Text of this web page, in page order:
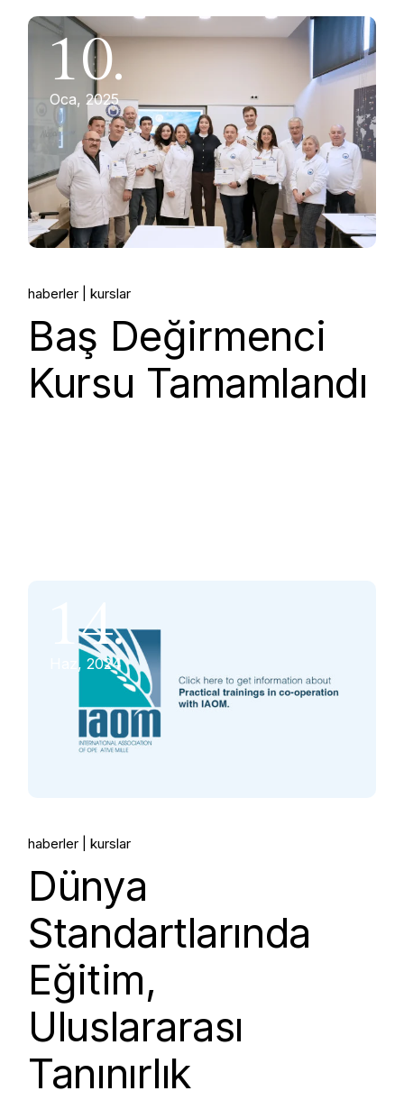
10.
Oca, 2025
haberler kurslar
Baş Değirmenci
Kursu Tamamlandı
14.
Haz, 2024
haberler kurslar
Dünya
Standartlarında
Eğitim,
Uluslararası
Tanınırlık